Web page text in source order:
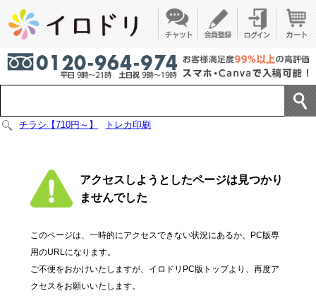
チラシ【710円～】 トレカ印刷
アクセスしようとしたページは見つかり
ませんでした
このページは、一時的にアクセスできない状況にあるか、PC版専
用のURLになります。
ご不便をおかけいたしますが、イロドリPC版トップより、再度ア
クセスをお願いいたします。